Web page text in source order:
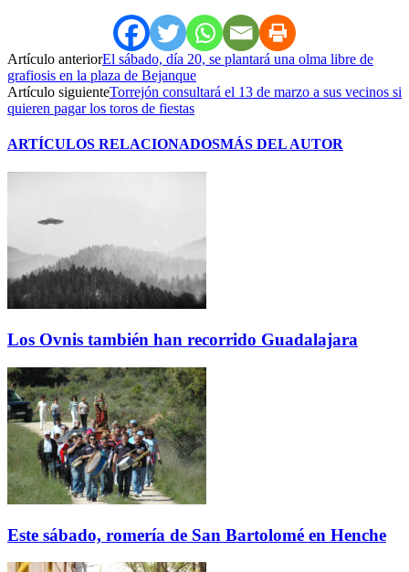
Artículo anteriorEl sábado, día 20, se plantará una olma libre de
grafiosis en la plaza de Bejanque
Artículo siguienteTorrejón consultará el 13 de marzo a sus vecinos si
quieren pagar los toros de fiestas
ARTÍCULOS RELACIONADOSMÁS DEL AUTOR
Los Ovnis también han recorrido Guadalajara
Este sábado, romería de San Bartolomé en Henche